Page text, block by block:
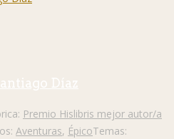
Díaz
Premio Hislibris mejor autor/a
Aventuras, ÉpicoTemas: